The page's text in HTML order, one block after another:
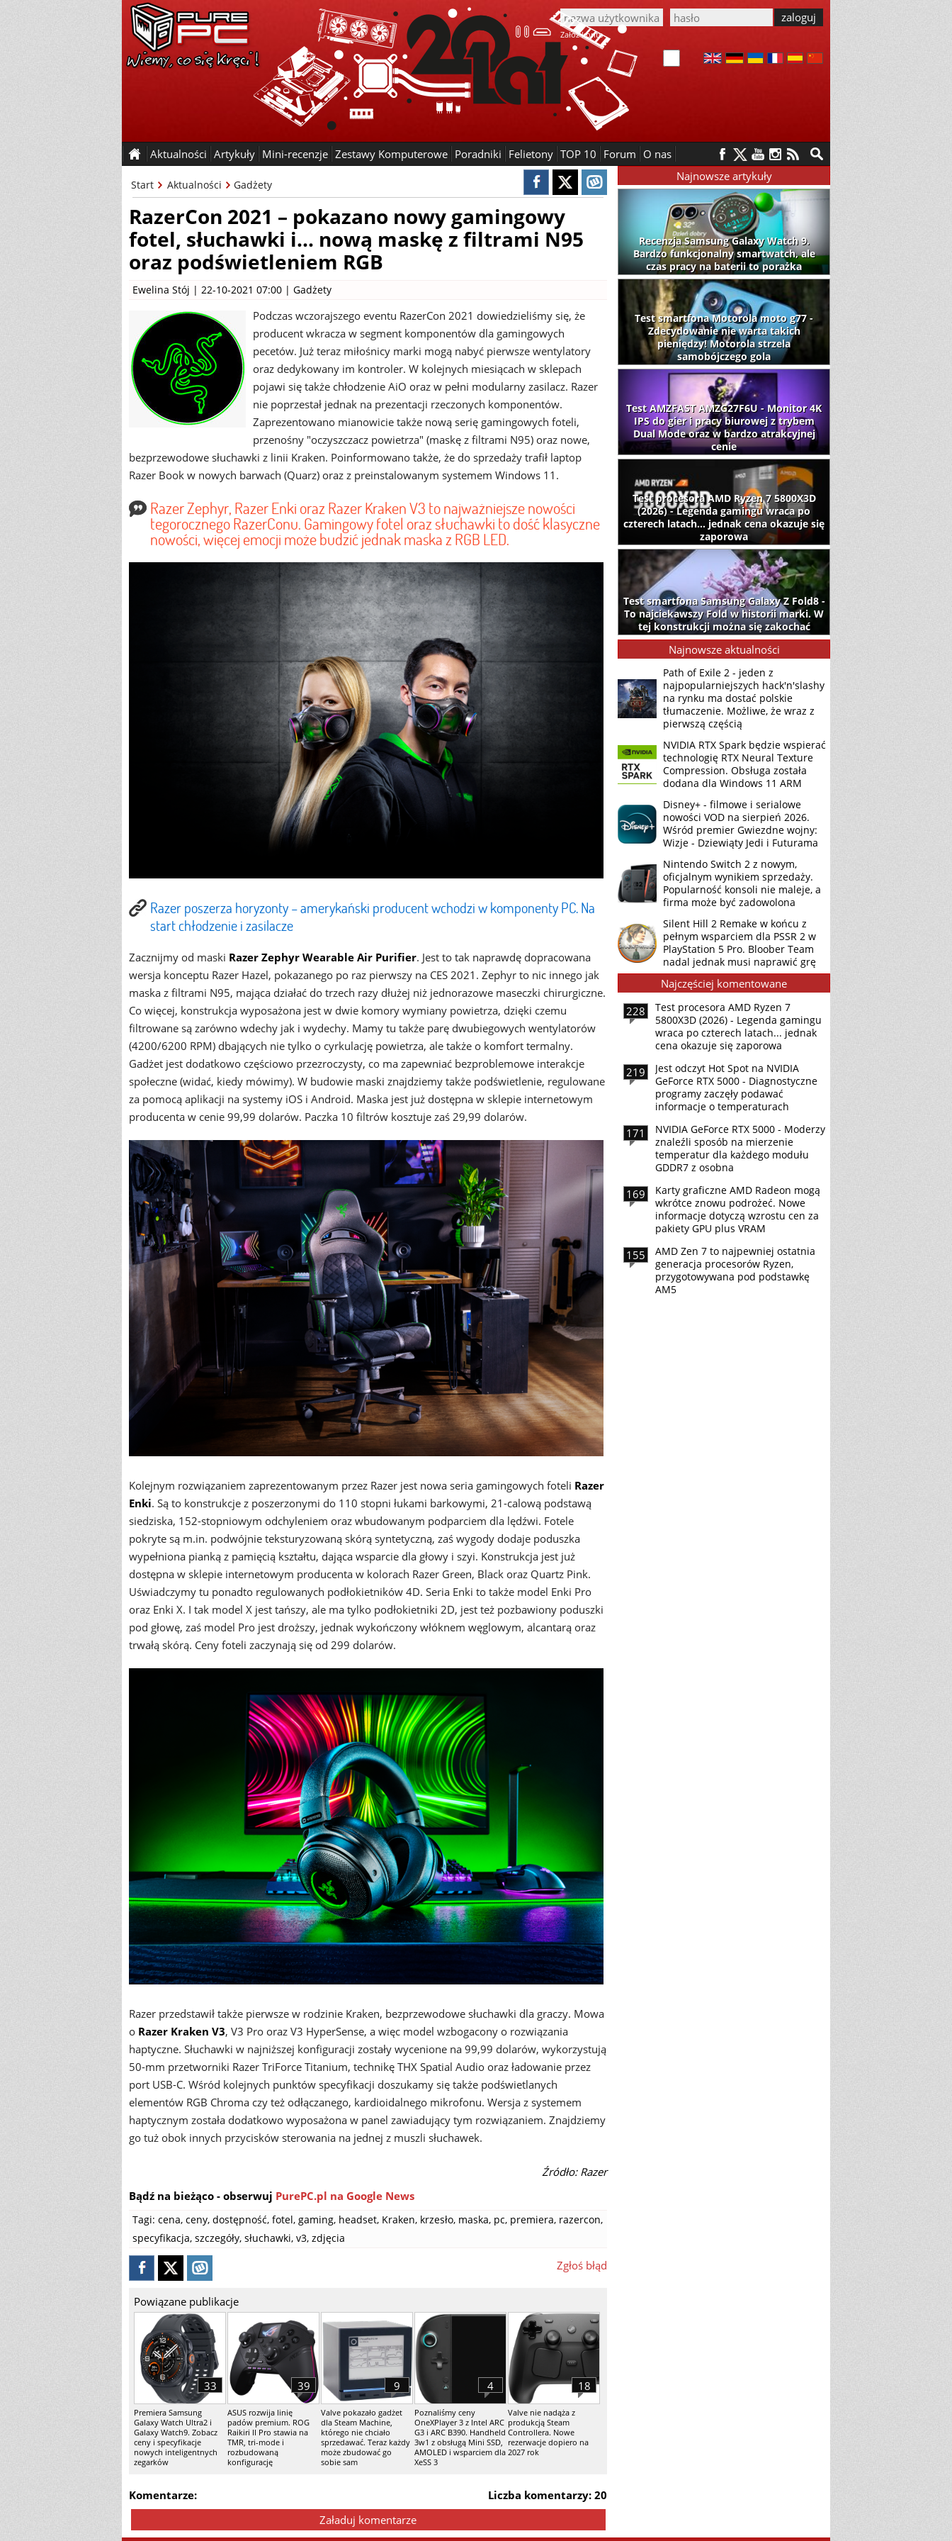
Załóż konto
Aktualności Artykuły Mini-recenzje Zestawy Komputerowe Poradniki Felietony TOP 10 Forum O nas
Start Aktualności Gadżety
RazerCon 2021 – pokazano nowy gamingowy
fotel, słuchawki i... nową maskę z filtrami N95
oraz podświetleniem RGB
Ewelina Stój | 22-10-2021 07:00 | Gadżety
Podczas wczorajszego eventu RazerCon 2021 dowiedzieliśmy się, że
producent wkracza w segment komponentów dla gamingowych
pecetów. Już teraz miłośnicy marki mogą nabyć pierwsze wentylatory
oraz dedykowany im kontroler. W kolejnych miesiącach w sklepach
pojawi się także chłodzenie AiO oraz w pełni modularny zasilacz. Razer
nie poprzestał jednak na prezentacji rzeczonych komponentów.
Zaprezentowano mianowicie także nową serię gamingowych foteli,
przenośny "oczyszczacz powietrza" (maskę z filtrami N95) oraz nowe,
bezprzewodowe słuchawki z linii Kraken. Poinformowano także, że do sprzedaży trafił laptop
Razer Book w nowych barwach (Quarz) oraz z preinstalowanym systemem Windows 11.
Razer Zephyr, Razer Enki oraz Razer Kraken V3 to najważniejsze nowości
tegorocznego RazerConu. Gamingowy fotel oraz słuchawki to dość klasyczne
nowości, więcej emocji może budzić jednak maska z RGB LED.
Razer poszerza horyzonty – amerykański producent wchodzi w komponenty PC. Na
start chłodzenie i zasilacze
Zacznijmy od maski Razer Zephyr Wearable Air Purifier. Jest to tak naprawdę dopracowana
wersja konceptu Razer Hazel, pokazanego po raz pierwszy na CES 2021. Zephyr to nic innego jak
maska z filtrami N95, mająca działać do trzech razy dłużej niż jednorazowe maseczki chirurgiczne.
Co więcej, konstrukcja wyposażona jest w dwie komory wymiany powietrza, dzięki czemu
filtrowane są zarówno wdechy jak i wydechy. Mamy tu także parę dwubiegowych wentylatorów
(4200/6200 RPM) dbających nie tylko o cyrkulację powietrza, ale także o komfort termalny.
Gadżet jest dodatkowo częściowo przezroczysty, co ma zapewniać bezproblemowe interakcje
społeczne (widać, kiedy mówimy). W budowie maski znajdziemy także podświetlenie, regulowane
za pomocą aplikacji na systemy iOS i Android. Maska jest już dostępna w sklepie internetowym
producenta w cenie 99,99 dolarów. Paczka 10 filtrów kosztuje zaś 29,99 dolarów.
Kolejnym rozwiązaniem zaprezentowanym przez Razer jest nowa seria gamingowych foteli Razer
Enki. Są to konstrukcje z poszerzonymi do 110 stopni łukami barkowymi, 21-calową podstawą
siedziska, 152-stopniowym odchyleniem oraz wbudowanym podparciem dla lędźwi. Fotele
pokryte są m.in. podwójnie teksturyzowaną skórą syntetyczną, zaś wygody dodaje poduszka
wypełniona pianką z pamięcią kształtu, dająca wsparcie dla głowy i szyi. Konstrukcja jest już
dostępna w sklepie internetowym producenta w kolorach Razer Green, Black oraz Quartz Pink.
Uświadczymy tu ponadto regulowanych podłokietników 4D. Seria Enki to także model Enki Pro
oraz Enki X. I tak model X jest tańszy, ale ma tylko podłokietniki 2D, jest też pozbawiony poduszki
pod głowę, zaś model Pro jest droższy, jednak wykończony włóknem węglowym, alcantarą oraz
trwałą skórą. Ceny foteli zaczynają się od 299 dolarów.
Razer przedstawił także pierwsze w rodzinie Kraken, bezprzewodowe słuchawki dla graczy. Mowa
o Razer Kraken V3, V3 Pro oraz V3 HyperSense, a więc model wzbogacony o rozwiązania
haptyczne. Słuchawki w najniższej konfiguracji zostały wycenione na 99,99 dolarów, wykorzystują
50-mm przetworniki Razer TriForce Titanium, technikę THX Spatial Audio oraz ładowanie przez
port USB-C. Wśród kolejnych punktów specyfikacji doszukamy się także podświetlanych
elementów RGB Chroma czy też odłączanego, kardioidalnego mikrofonu. Wersja z systemem
haptycznym została dodatkowo wyposażona w panel zawiadujący tym rozwiązaniem. Znajdziemy
go tuż obok innych przycisków sterowania na jednej z muszli słuchawek.
Źródło: Razer
Bądź na bieżąco - obserwuj PurePC.pl na Google News
Tagi: cena, ceny, dostępność, fotel, gaming, headset, Kraken, krzesło, maska, pc, premiera, razercon,
specyfikacja, szczegóły, słuchawki, v3, zdjęcia
Zgłoś błąd
Powiązane publikacje
Premiera Samsung
Galaxy Watch Ultra2 i
Galaxy Watch9. Zobacz
ceny i specyfikacje
nowych inteligentnych
zegarków
33
ASUS rozwija linię
padów premium. ROG
Raikiri II Pro stawia na
TMR, tri-mode i
rozbudowaną
konfigurację
39
Valve pokazało gadżet
dla Steam Machine,
którego nie chciało
sprzedawać. Teraz każdy
może zbudować go
sobie sam
9
Poznaliśmy ceny
OneXPlayer 3 z Intel ARC
G3 i ARC B390. Handheld
3w1 z obsługą Mini SSD,
AMOLED i wsparciem dla
XeSS 3
4
Valve nie nadąża z
produkcją Steam
Controllera. Nowe
rezerwacje dopiero na
2027 rok
18
Liczba komentarzy: 20
Komentarze:
Załaduj komentarze
Najnowsze artykuły
Recenzja Samsung Galaxy Watch 9.
Bardzo funkcjonalny smartwatch, ale
czas pracy na baterii to porażka
Test smartfona Motorola moto g77 -
Zdecydowanie nie warta takich
pieniędzy! Motorola strzela
samobójczego gola
Test AMZFAST AMZG27F6U - Monitor 4K
IPS do gier i pracy biurowej z trybem
Dual Mode oraz w bardzo atrakcyjnej
cenie
Test procesora AMD Ryzen 7 5800X3D
(2026) - Legenda gamingu wraca po
czterech latach... jednak cena okazuje się
zaporowa
Test smartfona Samsung Galaxy Z Fold8 -
To najciekawszy Fold w historii marki. W
tej konstrukcji można się zakochać
Najnowsze aktualności
Path of Exile 2 - jeden z
najpopularniejszych hack'n'slashy
na rynku ma dostać polskie
tłumaczenie. Możliwe, że wraz z
pierwszą częścią
NVIDIA RTX Spark będzie wspierać
technologię RTX Neural Texture
Compression. Obsługa została
dodana dla Windows 11 ARM
Disney+ - filmowe i serialowe
nowości VOD na sierpień 2026.
Wśród premier Gwiezdne wojny:
Wizje - Dziewiąty Jedi i Futurama
Nintendo Switch 2 z nowym,
oficjalnym wynikiem sprzedaży.
Popularność konsoli nie maleje, a
firma może być zadowolona
Silent Hill 2 Remake w końcu z
pełnym wsparciem dla PSSR 2 w
PlayStation 5 Pro. Bloober Team
nadal jednak musi naprawić grę
Najczęściej komentowane
228
Test procesora AMD Ryzen 7
5800X3D (2026) - Legenda gamingu
wraca po czterech latach... jednak
cena okazuje się zaporowa
219
Jest odczyt Hot Spot na NVIDIA
GeForce RTX 5000 - Diagnostyczne
programy zaczęły podawać
informacje o temperaturach
171
NVIDIA GeForce RTX 5000 - Moderzy
znaleźli sposób na mierzenie
temperatur dla każdego modułu
GDDR7 z osobna
169
Karty graficzne AMD Radeon mogą
wkrótce znowu podrożeć. Nowe
informacje dotyczą wzrostu cen za
pakiety GPU plus VRAM
155
AMD Zen 7 to najpewniej ostatnia
generacja procesorów Ryzen,
przygotowywana pod podstawkę
AM5